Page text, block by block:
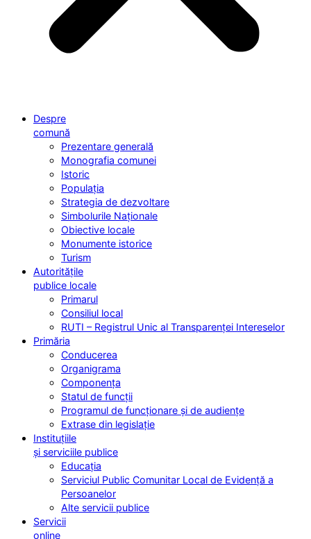
Despre
comună
Prezentare generală
Monografia comunei
Istoric
Populația
Strategia de dezvoltare
Simbolurile Naționale
Obiective locale
Monumente istorice
Turism
Autoritățile
publice locale
Primarul
Consiliul local
RUTI – Registrul Unic al Transparenței Intereselor
Primăria
Conducerea
Organigrama
Componența
Statul de funcții
Programul de funcționare și de audiențe
Extrase din legislație
Instituțiile
și serviciile publice
Educația
Serviciul Public Comunitar Local de Evidență a
Persoanelor
Alte servicii publice
Servicii
online